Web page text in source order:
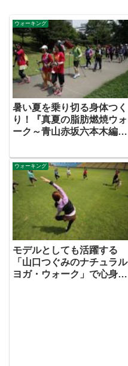
ウォーキング
暑い夏を乗り切る身体つく
り！『真夏の脂肪燃焼ウォ
ーク～青山赤坂六本木編』
ウォーキング
モデルとしても活躍する
「山口つぐみのナチュラル
ヨガ・ウォーク」で心身と